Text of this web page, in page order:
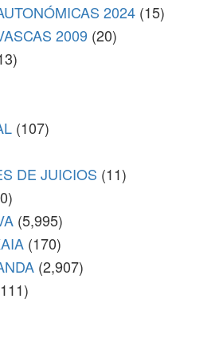
2024 (15)
2009 (20)
(107)
DE JUICIOS (11)
(5,995)
(170)
(2,907)